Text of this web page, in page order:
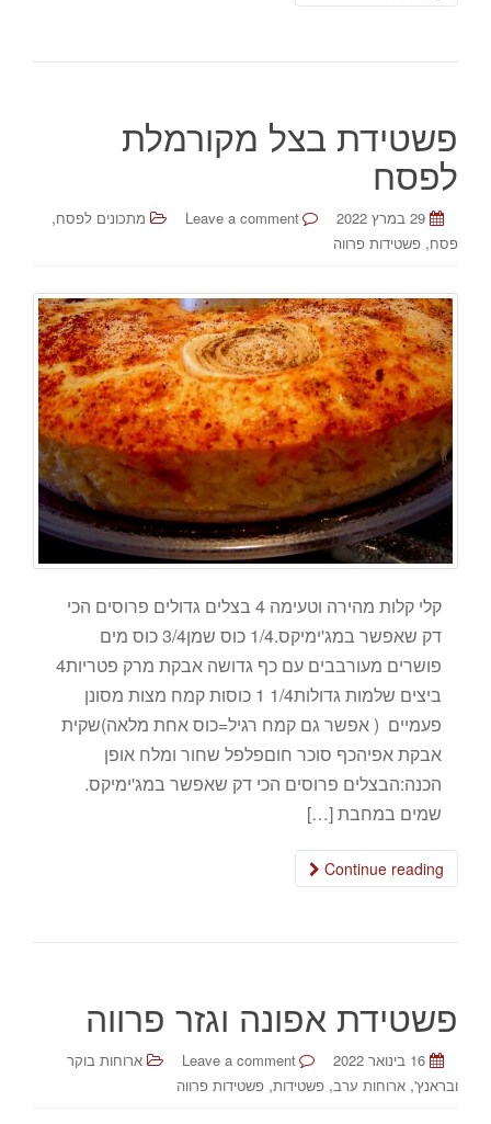
פשטידת בצל מקורמלת
לפסח
29 במרץ 2022 Leave a comment מתכונים לפסח,
פסח, פשטידות פרווה
קלי קלות מהירה וטעימה 4 בצלים גדולים פרוסים הכי
דק שאפשר במג'ימיקס.1/4 כוס שמן3/4 כוס מים
פושרים מעורבבים עם כף גדושה אבקת מרק פטריות4
ביצים שלמות גדולות1/4 1 כוסות קמח מצות מסונן
פעמיים ( אפשר גם קמח רגיל=כוס אחת מלאה)שקית
אבקת אפיהכף סוכר חוםפלפל שחור ומלח אופן
הכנה:הבצלים פרוסים הכי דק שאפשר במג'ימיקס.
שמים במחבת […]
Continue reading
פשטידת אפונה וגזר פרווה
16 בינואר 2022 Leave a comment
ארוחות בוקר
ובראנץ', ארוחות ערב, פשטידות, פשטידות פרווה